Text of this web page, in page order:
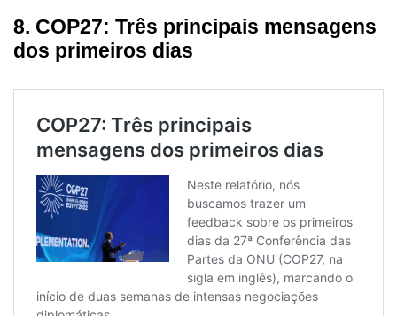
8. COP27: Três principais mensagens
dos primeiros dias